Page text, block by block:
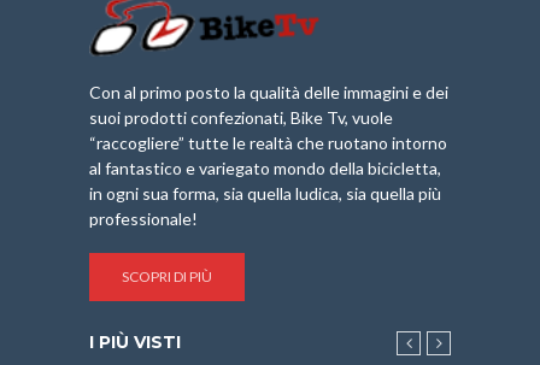
Con al primo posto la qualità delle immagini e dei
suoi prodotti confezionati, Bike Tv, vuole
“raccogliere” tutte le realtà che ruotano intorno
al fantastico e variegato mondo della bicicletta,
in ogni sua forma, sia quella ludica, sia quella più
professionale!
SCOPRI DI PIÙ
I PIÙ VISTI